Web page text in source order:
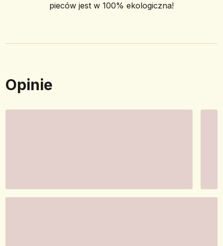
pieców jest w 100% ekologiczna!
Opinie